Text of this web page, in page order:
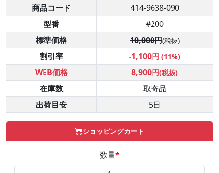
商品コード
414-9638-090
型番
#200
標準価格
10,000円(税抜)
割引率 -1,100円 (11%)
WEB価格 8,900円(税抜)
在庫数
取寄品
出荷目安
5日
ショッピングカート
数量*